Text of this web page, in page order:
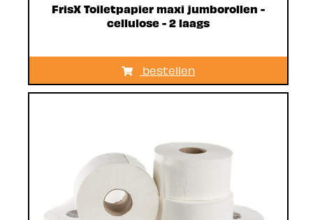
FrisX Toiletpapier maxi jumborollen -
cellulose - 2 laags
bestellen